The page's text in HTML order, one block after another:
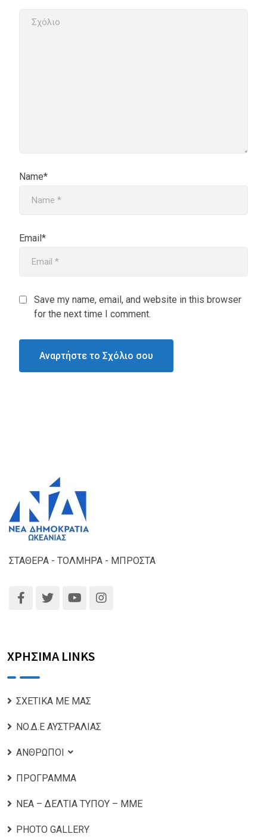
Name*
Email*
Save my name, email, and website in this browser
for the next time I comment.
ΣΤΑΘΕΡΑ - ΤΟΛΜΗΡΑ - ΜΠΡΟΣΤΑ
ΧΡΗΣΙΜΑ LINKS
ΣΧΕΤΙΚΑ ΜΕ ΜΑΣ
ΝΟ.Δ.Ε ΑΥΣΤΡΑΛΙΑΣ
ΑΝΘΡΩΠΟΙ
ΠΡΟΓΡΑΜΜΑ
ΝΕΑ – ΔΕΛΤΙΑ ΤΥΠΟΥ – ΜΜΕ
PHOTO GALLERY